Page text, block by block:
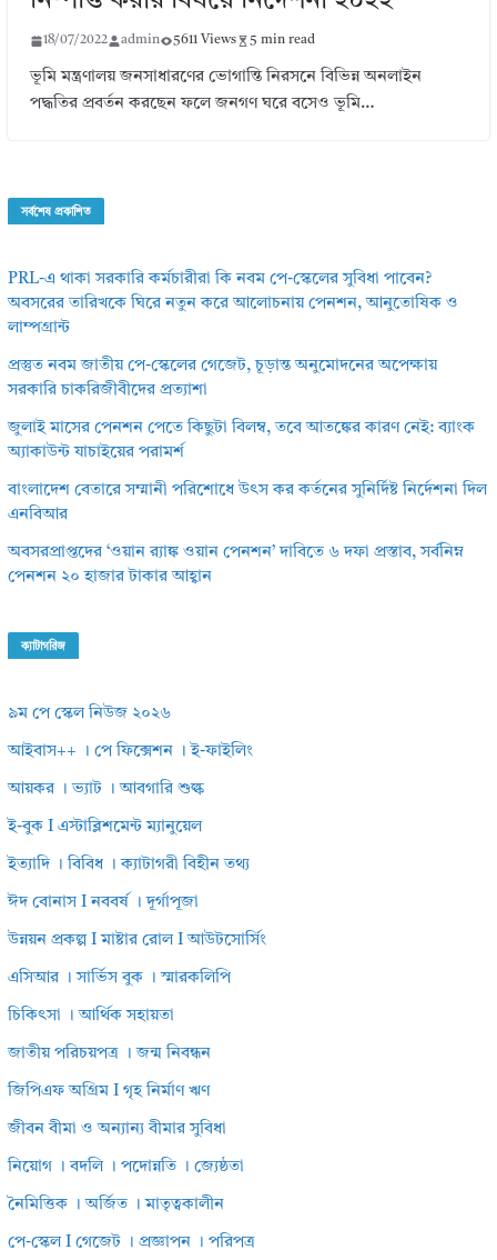
18/07/2022 admin 5611 Views 5 min read
ভূমি মন্ত্রণালয় জনসাধারণের ভোগান্তি নিরসনে বিভিন্ন অনলাইন
পদ্ধতির প্রবর্তন করছেন ফলে জনগণ ঘরে বসেও ভূমি…
সর্বশেষ প্রকাশিত
PRL-এ থাকা সরকারি কর্মচারীরা কি নবম পে-স্কেলের সুবিধা পাবেন?
অবসরের তারিখকে ঘিরে নতুন করে আলোচনায় পেনশন, আনুতোষিক ও
লাম্পগ্রান্ট
প্রস্তুত নবম জাতীয় পে-স্কেলের গেজেট, চূড়ান্ত অনুমোদনের অপেক্ষায়
সরকারি চাকরিজীবীদের প্রত্যাশা
জুলাই মাসের পেনশন পেতে কিছুটা বিলম্ব, তবে আতঙ্কের কারণ নেই: ব্যাংক
অ্যাকাউন্ট যাচাইয়ের পরামর্শ
বাংলাদেশ বেতারে সম্মানী পরিশোধে উৎস কর কর্তনের সুনির্দিষ্ট নির্দেশনা দিল
এনবিআর
অবসরপ্রাপ্তদের ‘ওয়ান র‌্যাঙ্ক ওয়ান পেনশন’ দাবিতে ৬ দফা প্রস্তাব, সর্বনিম্ন
পেনশন ২০ হাজার টাকার আহ্বান
ক্যাটাগরিজ
৯ম পে স্কেল নিউজ ২০২৬
আইবাস++ । পে ফিক্সেশন । ই-ফাইলিং
আয়কর । ভ্যাট । আবগারি শুল্ক
ই-বুক I এস্টাব্লিশমেন্ট ম্যানুয়েল
ইত্যাদি । বিবিধ । ক্যাটাগরী বিহীন তথ্য
ঈদ বোনাস I নববর্ষ । দূর্গাপূজা
উন্নয়ন প্রকল্প I মাষ্টার রোল I আউটসোর্সিং
এসিআর । সার্ভিস বুক । স্মারকলিপি
চিকিৎসা । আর্থিক সহায়তা
জাতীয় পরিচয়পত্র । জন্ম নিবন্ধন
জিপিএফ অগ্রিম I গৃহ নির্মাণ ঋণ
জীবন বীমা ও অন্যান্য বীমার সুবিধা
নিয়োগ । বদলি । পদোন্নতি । জ্যেষ্ঠতা
নৈমিত্তিক । অর্জিত । মাতৃত্বকালীন
পে-স্কেল I গেজেট । প্রজ্ঞাপন । পরিপত্র